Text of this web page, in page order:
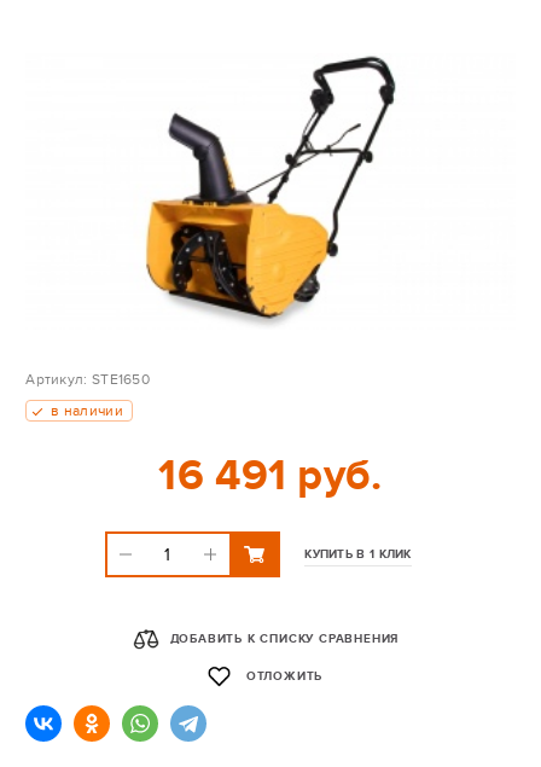
Артикул: STE1650
в наличии
16 491 руб.
КУПИТЬ В 1 КЛИК
ДОБАВИТЬ К СПИСКУ СРАВНЕНИЯ
ОТЛОЖИТЬ